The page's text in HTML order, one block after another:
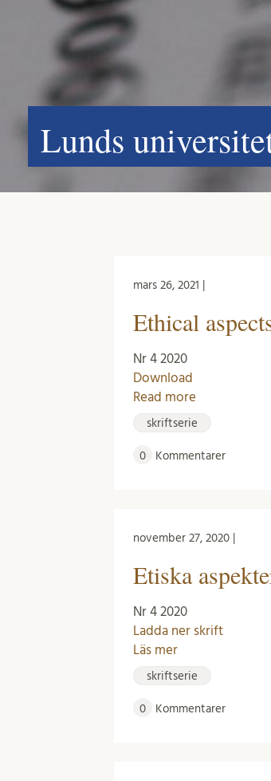
Lunds
mars 26, 2021 |
Ethical
Nr 4 2020
Download
Read more
skriftserie
0 Kommentarer
november 27, 2020 |
Etiska
Nr 4 2020
Ladda ner skrift
Läs mer
skriftserie
0 Kommentarer